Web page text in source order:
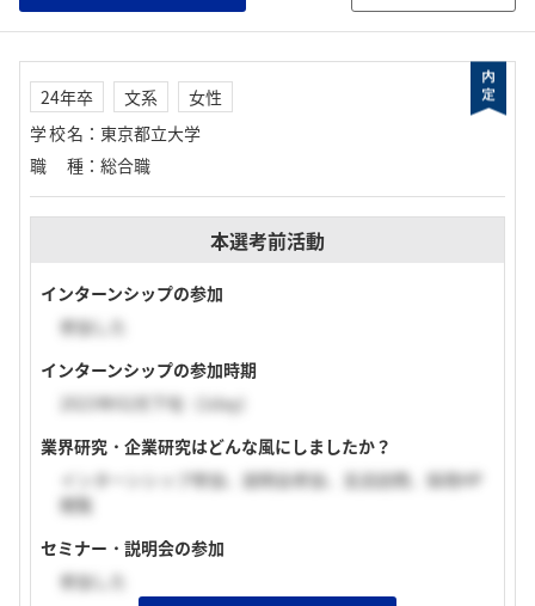
24年卒 文系
女性
学校名 ： 東京都立大学
職種 ： 総合職
本選考前活動
インターンシップの参加
参加した
インターンシップの参加時期
2023年02月下旬（1day）
業界研究・企業研究はどんな風にしましたか？
インターンシップ参加、説明会参加、支店訪問、採用HP
閲覧
セミナー・説明会の参加
参加した